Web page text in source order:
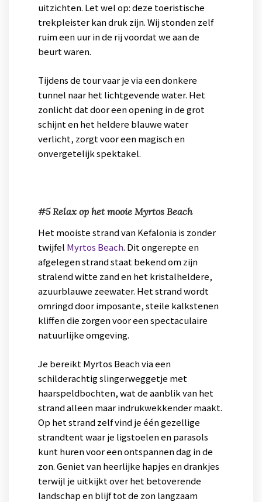
uitzichten. Let wel op: deze toeristische
trekpleister kan druk zijn. Wij stonden zelf
ruim een uur in de rij voordat we aan de
beurt waren.
Tijdens de tour vaar je via een donkere
tunnel naar het lichtgevende water. Het
zonlicht dat door een opening in de grot
schijnt en het heldere blauwe water
verlicht, zorgt voor een magisch en
onvergetelijk spektakel.
#5 Relax op het mooie Myrtos Beach
Het mooiste strand van Kefalonia is zonder
twijfel Myrtos Beach. Dit ongerepte en
afgelegen strand staat bekend om zijn
stralend witte zand en het kristalheldere,
azuurblauwe zeewater. Het strand wordt
omringd door imposante, steile kalkstenen
kliffen die zorgen voor een spectaculaire
natuurlijke omgeving.
Je bereikt Myrtos Beach via een
schilderachtig slingerweggetje met
haarspeldbochten, wat de aanblik van het
strand alleen maar indrukwekkender maakt.
Op het strand zelf vind je één gezellige
strandtent waar je ligstoelen en parasols
kunt huren voor een ontspannen dag in de
zon. Geniet van heerlijke hapjes en drankjes
terwijl je uitkijkt over het betoverende
landschap en blijf tot de zon langzaam